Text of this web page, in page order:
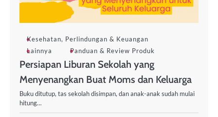
Kesehatan, Perlindungan & Keuangan
Lainnya
Panduan & Review Produk
Persiapan Liburan Sekolah yang
Menyenangkan Buat Moms dan Keluarga
Buku ditutup, tas sekolah disimpan, dan anak-anak sudah mulai
hitung…